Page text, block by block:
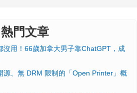
熱門文章
沒用！66歲加拿大男子靠ChatGPT，成
源、無 DRM 限制的「Open Printer」概